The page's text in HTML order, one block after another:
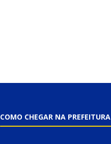
COMO CHEGAR NA PREFEITURA